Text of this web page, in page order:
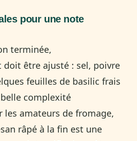
pour une note
terminée,
doit être ajusté : sel, poivre
feuilles de basilic frais
complexité
les amateurs de fromage,
râpé à la fin est une